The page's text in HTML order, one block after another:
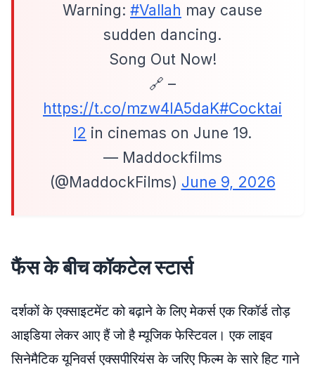
Warning: #Vallah may cause
sudden dancing.
Song Out Now!
🔗 –
https://t.co/mzw4IA5daK#Cocktai
l2 in cinemas on June 19.
— Maddockfilms
(@MaddockFilms) June 9, 2026
फैंस के बीच कॉकटेल स्टार्स
दर्शकों के एक्साइटमेंट को बढ़ाने के लिए मेकर्स एक रिकॉर्ड तोड़
आइडिया लेकर आए हैं जो है म्यूजिक फेस्टिवल। एक लाइव
सिनेमैटिक यूनिवर्स एक्सपीरियंस के जरिए फिल्म के सारे हिट गाने